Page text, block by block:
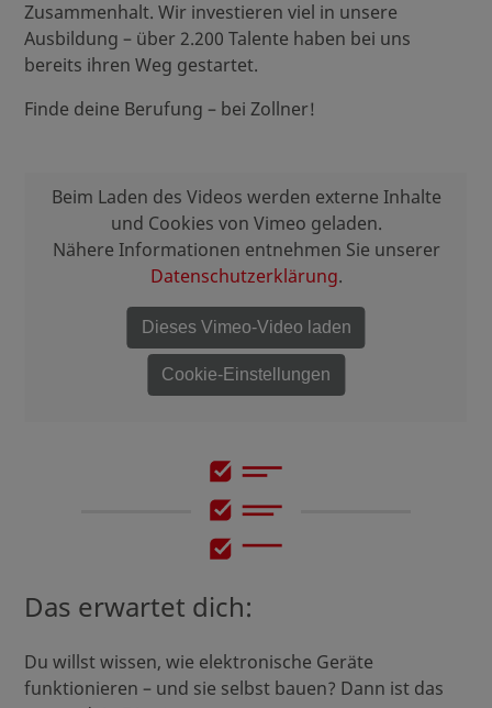
Zusammenhalt. Wir investieren viel in unsere
Ausbildung – über 2.200 Talente haben bei uns
bereits ihren Weg gestartet.
Finde deine Berufung – bei Zollner!
Beim Laden des Videos werden externe Inhalte
und Cookies von Vimeo geladen.
Nähere Informationen entnehmen Sie unserer
Datenschutzerklärung.
Dieses Vimeo-Video laden
Cookie-Einstellungen
Das erwartet dich:
Du willst wissen, wie elektronische Geräte
funktionieren – und sie selbst bauen? Dann ist das